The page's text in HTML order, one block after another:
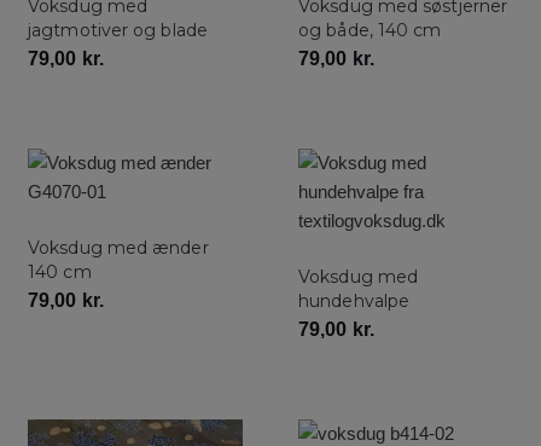
Voksdug med
jagtmotiver og blade
79,00 kr.
Voksdug med søstjerner
og både, 140 cm
79,00 kr.
Voksdug med ænder
140 cm
79,00 kr.
Voksdug med
hundehvalpe
79,00 kr.